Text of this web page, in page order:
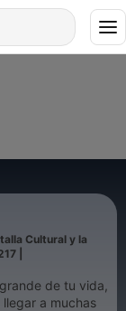
Cultural y la
|
de tu vida,